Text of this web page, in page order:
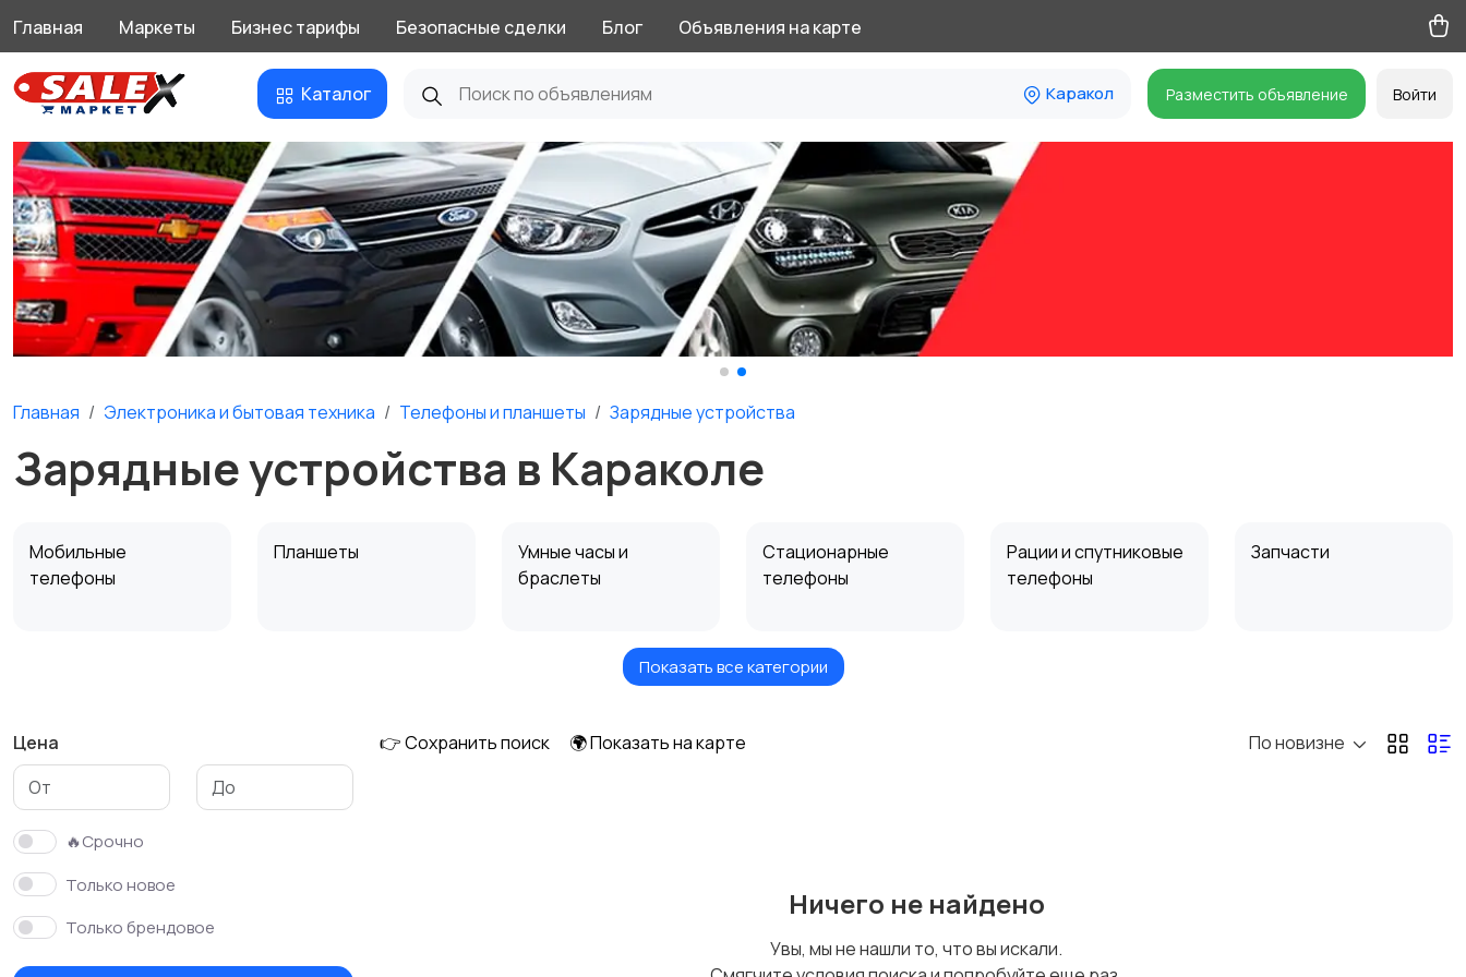
Главная Маркеты Бизнес тарифы Безопасные сделки Блог Объявления на карте
Каталог Каракол Разместить объявление Войти
Главная Электроника и бытовая техника Телефоны и планшеты Зарядные устройства
Зарядные устройства в Караколе
Мобильные
телефоны
Планшеты
Умные часы и
браслеты
Стационарные
телефоны
Рации и спутниковые
телефоны
Запчасти
Аксессуары
Показать все категории
Цена
🔥Срочно
Только новое
Только брендовое
👉 Сохранить поиск 🌍 Показать на карте По новизне
Ничего не найдено
Увы, мы не нашли то, что вы искали.